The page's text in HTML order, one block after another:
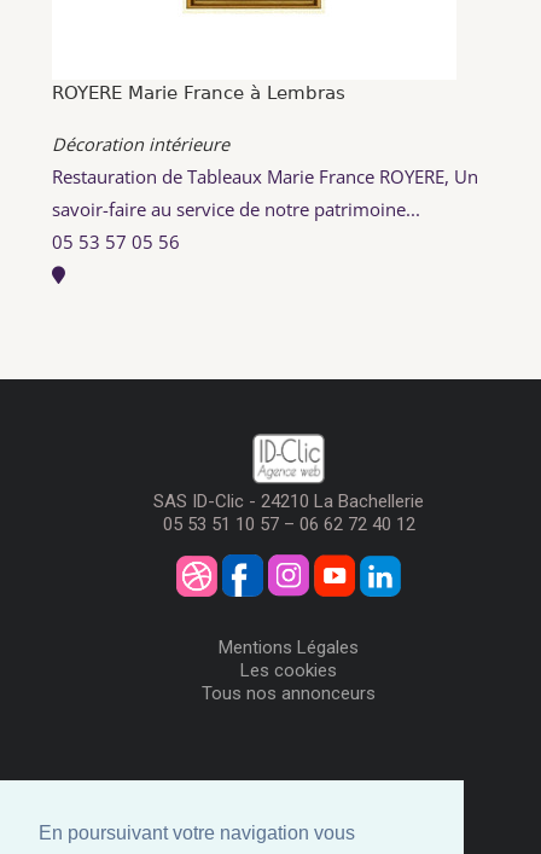
En poursuivant votre navigation vous
ROYERE Marie France à Lembras
Décoration intérieure
Restauration de Tableaux Marie France ROYERE, Un
savoir-faire au service de notre patrimoine...
05 53 57 05 56
SAS ID-Clic - 24210 La Bachellerie
05 53 51 10 57 – 06 62 72 40 12
Mentions Légales
Les cookies
Tous nos annonceurs
Me Connecter